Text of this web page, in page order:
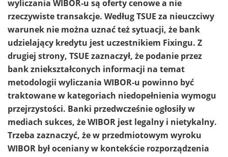
wyliczania WIBOR-u są oferty cenowe a nie
rzeczywiste transakcje. Według TSUE za nieuczciwy
warunek nie można uznać też sytuacji, że bank
udzielający kredytu jest uczestnikiem Fixingu. Z
drugiej strony, TSUE zaznaczył, że podanie przez
bank zniekształconych informacji na temat
metodologii wyliczania WIBOR-u powinno być
traktowane w kategoriach niedopełnienia wymogu
przejrzystości. Banki przedwcześnie ogłosiły w
mediach sukces, że WIBOR jest legalny i nietykalny.
Trzeba zaznaczyć, że w przedmiotowym wyroku
WIBOR był oceniany w kontekście rozporządzenia